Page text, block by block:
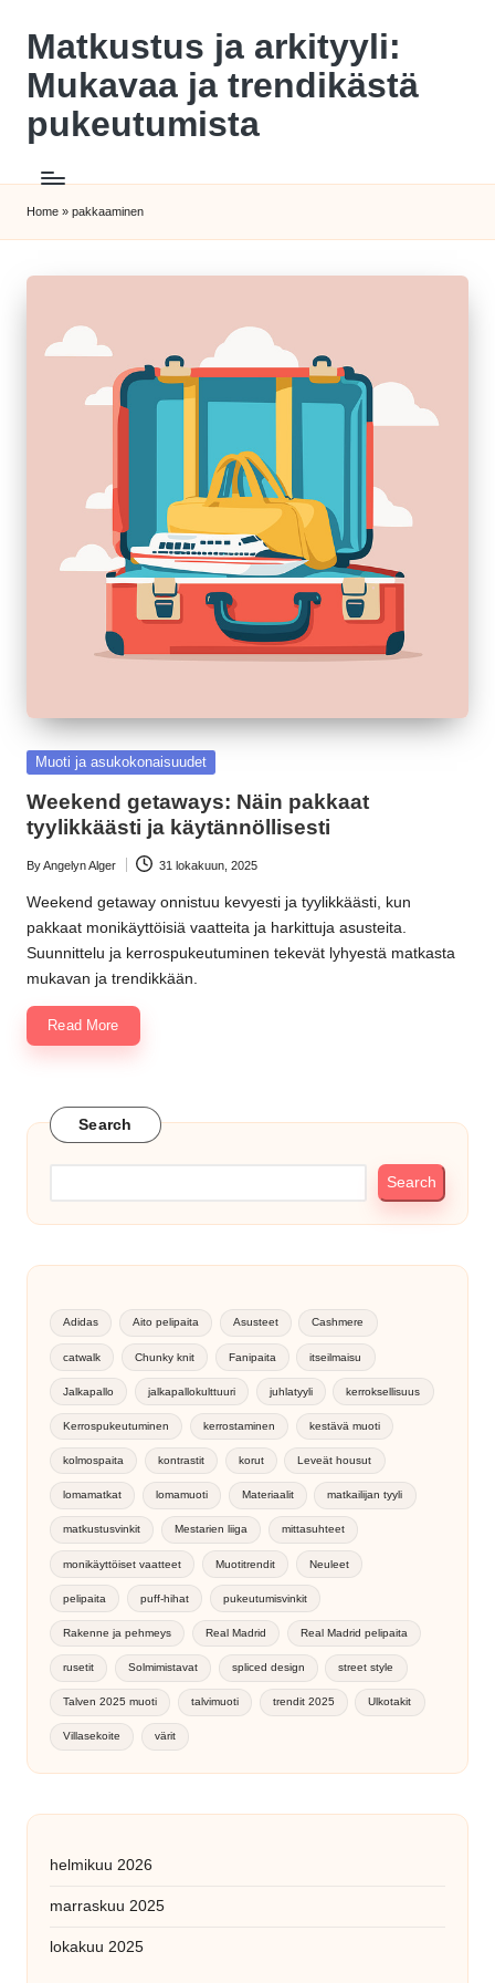
content
Matkustus ja arkityyli:
Mukavaa ja trendikästä
pukeutumista
Home » pakkaaminen
Posted
Muoti ja asukokonaisuudet
Weekend getaways: Näin pakkaat
tyylikkäästi ja käytännöllisesti
Posted
by
ByAngelyn Alger 31 lokakuun, 2025
Weekend getaway onnistuu kevyesti ja tyylikkäästi, kun
pakkaat monikäyttöisiä vaatteita ja harkittuja asusteita.
Suunnittelu ja kerrospukeutuminen tekevät lyhyestä matkasta
mukavan ja trendikkään.
Read More
Search
Search
Adidas Aito pelipaita Asusteet Cashmere
catwalk Chunky knit Fanipaita itseilmaisu
Jalkapallo jalkapallokulttuuri juhlatyyli kerroksellisuus
Kerrospukeutuminen kerrostaminen kestävä muoti
kolmospaita kontrastit korut Leveät housut
lomamatkat lomamuoti Materiaalit matkailijan tyyli
matkustusvinkit Mestarien liiga mittasuhteet
monikäyttöiset vaatteet Muotitrendit Neuleet
pelipaita puff-hihat pukeutumisvinkit
Rakenne ja pehmeys Real Madrid Real Madrid pelipaita
rusetit Solmimistavat spliced design street style
Talven 2025 muoti talvimuoti trendit 2025 Ulkotakit
Villasekoite värit
helmikuu 2026
marraskuu 2025
lokakuu 2025